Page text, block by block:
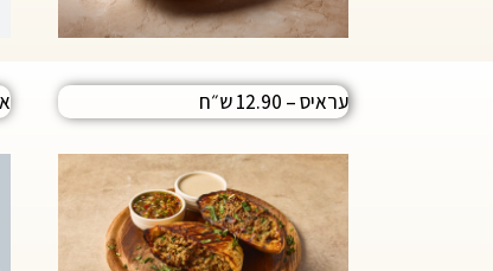
עראיס – 12.90 ש״ח